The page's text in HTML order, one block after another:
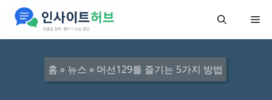
메
홈 » 뉴스 » 머선129를 즐기는 5가지 방법